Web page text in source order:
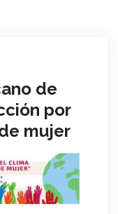
de
por
mujer